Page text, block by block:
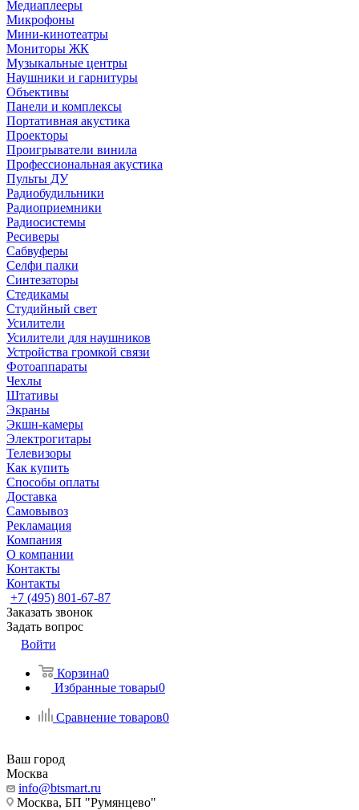
Медиаплееры
Микрофоны
Мини-кинотеатры
Мониторы ЖК
Музыкальные центры
Наушники и гарнитуры
Объективы
Панели и комплексы
Портативная акустика
Проекторы
Проигрыватели винила
Профессиональная акустика
Пульты ДУ
Радиобудильники
Радиоприемники
Радиосистемы
Ресиверы
Сабвуферы
Селфи палки
Синтезаторы
Стедикамы
Студийный свет
Усилители
Усилители для наушников
Устройства громкой связи
Фотоаппараты
Чехлы
Штативы
Экраны
Экшн-камеры
Электрогитары
Телевизоры
Как купить
Способы оплаты
Доставка
Самовывоз
Рекламация
Компания
О компании
Контакты
Контакты
+7 (495) 801-67-87
Заказать звонок
Задать вопрос
Войти
Корзина0
Избранные товары0
Сравнение товаров0
Ваш город
Москва
info@btsmart.ru
Москва, БП "Румянцево"